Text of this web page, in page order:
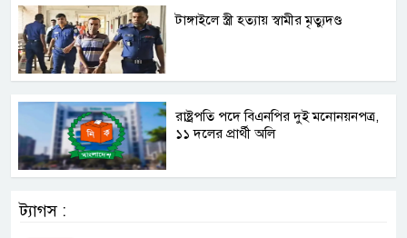
টাঙ্গাইলে স্ত্রী হত্যায় স্বামীর মৃত্যুদণ্ড
রাষ্ট্রপতি পদে বিএনপির দুই মনোনয়নপত্র,
১১ দলের প্রার্থী অলি
ট্যাগস :